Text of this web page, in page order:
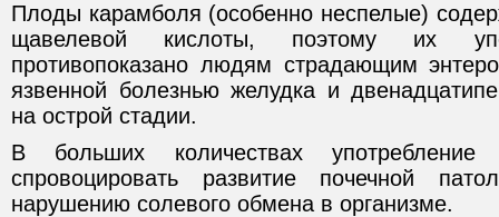
Плоды карамболя (особенно неспелые)
щавелевой кислоты, поэтому их
противопоказано людям страдающим
язвенной болезнью желудка и
на острой стадии.
В больших количествах
спровоцировать развитие почечной
нарушению солевого обмена в организме.